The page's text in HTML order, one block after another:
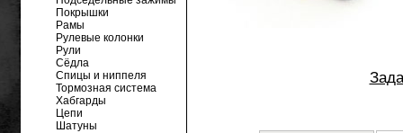
Покрышки
Рамы
Рулевые колонки
Рули
Сёдла
Спицы и ниппеля
Тормозная система
Хабгарды
Цепи
Шатуны